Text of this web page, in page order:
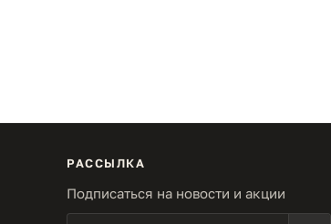
РАССЫЛКА
Подписаться на новости и акции